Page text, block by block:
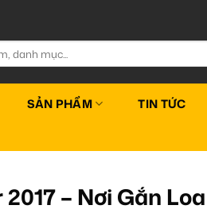
SẢN PHẨM TIN TỨC
– Nơi Gắn